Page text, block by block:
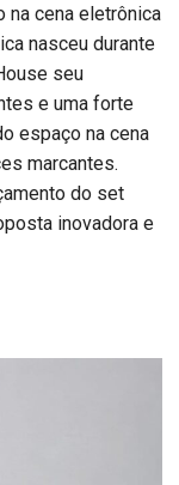
na cena eletrônica
nasceu durante
seu
e uma forte
espaço na cena
marcantes.
do set
inovadora e